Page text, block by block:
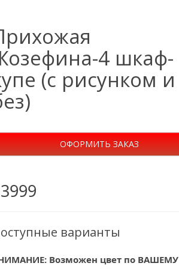
4 шкаф-
(с рисунком и
ОФОРМИТЬ ЗАКАЗ
варианты
Возможен цвет по ВАШЕМУ